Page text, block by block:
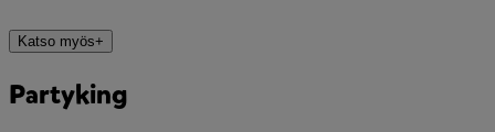
Katso myös+
Partyking